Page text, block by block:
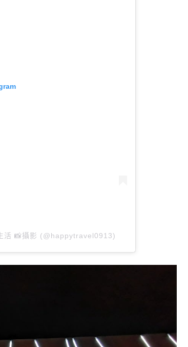
活 📸攝影 (@happytravel0913)